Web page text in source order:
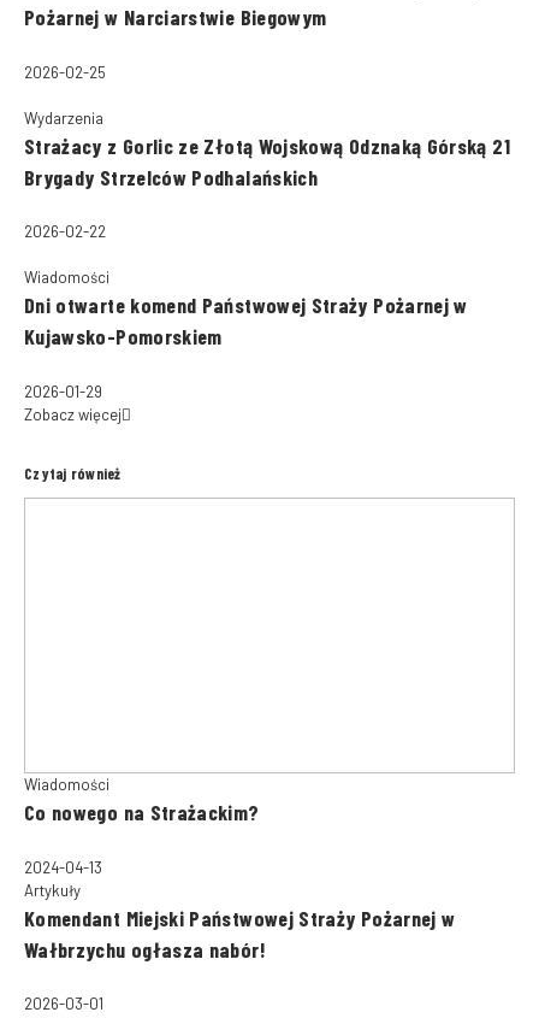
Pożarnej w Narciarstwie Biegowym
2026-02-25
Wydarzenia
Strażacy z Gorlic ze Złotą Wojskową Odznaką Górską 21
Brygady Strzelców Podhalańskich
2026-02-22
Wiadomości
Dni otwarte komend Państwowej Straży Pożarnej w
Kujawsko-Pomorskiem
2026-01-29
Zobacz więcej
Czytaj również
Wiadomości
Co nowego na Strażackim?
2024-04-13
Artykuły
Komendant Miejski Państwowej Straży Pożarnej w
Wałbrzychu ogłasza nabór!
2026-03-01